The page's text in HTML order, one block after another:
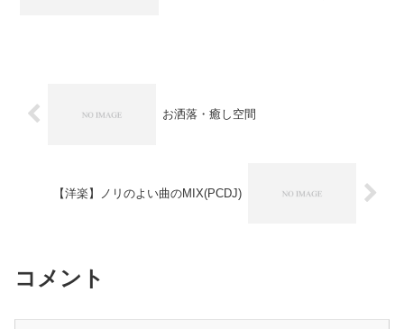
お洒落・癒し空間
【洋楽】ノリのよい曲のMIX(PCDJ)
コメント